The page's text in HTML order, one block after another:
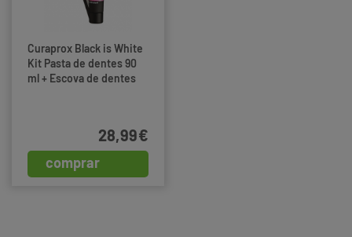
Curaprox Black is White
Kit Pasta de dentes 90
ml + Escova de dentes
comprar
28,99€